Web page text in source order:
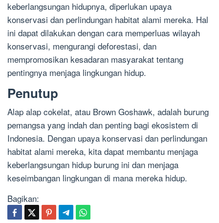
keberlangsungan hidupnya, diperlukan upaya
konservasi dan perlindungan habitat alami mereka. Hal
ini dapat dilakukan dengan cara memperluas wilayah
konservasi, mengurangi deforestasi, dan
mempromosikan kesadaran masyarakat tentang
pentingnya menjaga lingkungan hidup.
Penutup
Alap alap cokelat, atau Brown Goshawk, adalah burung
pemangsa yang indah dan penting bagi ekosistem di
Indonesia. Dengan upaya konservasi dan perlindungan
habitat alami mereka, kita dapat membantu menjaga
keberlangsungan hidup burung ini dan menjaga
keseimbangan lingkungan di mana mereka hidup.
Bagikan: